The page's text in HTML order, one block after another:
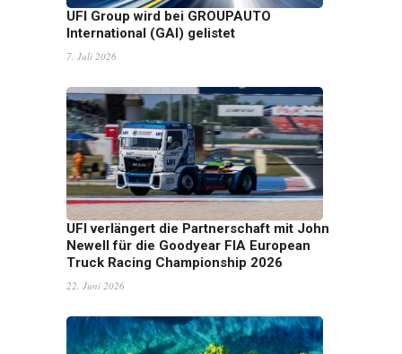
UFI Group wird bei GROUPAUTO
International (GAI) gelistet
7. Juli 2026
UFI verlängert die Partnerschaft mit John
Newell für die Goodyear FIA European
Truck Racing Championship 2026
22. Juni 2026